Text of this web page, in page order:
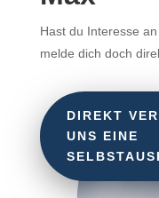
Hast du Interesse
melde dich doch
DIREKT
UNS EINE